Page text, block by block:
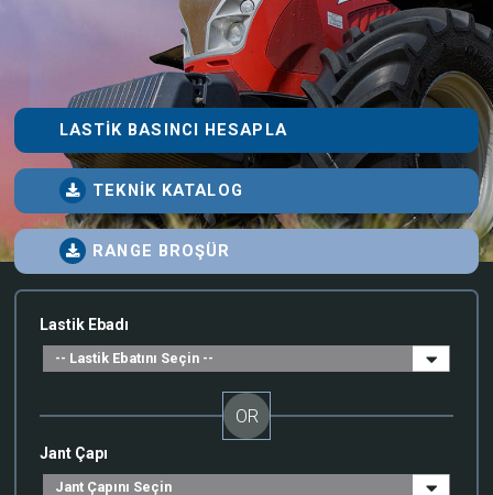
LASTIK BASINCI HESAPLA
TEKNIK KATALOG
RANGE BROŞÜR
Lastik Ebadı
OR
Jant Çapı